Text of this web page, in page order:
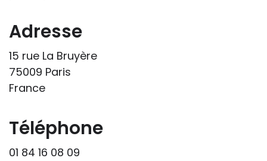
responsabilités professionnelles, civiles
et pénales. Les personnes qui
s'inspireront des éléments publiés sur le
site « Tous à l'école » dans leur action
professionnelle le feront sous leur seule
les paramètres spécifiques d’une
situation particulière pour prendre leurs
décisions, ce qui ne peut être le cas des
Adresse
15 rue La Bruyère
75009 Paris
France
Téléphone
01 84 16 08 09